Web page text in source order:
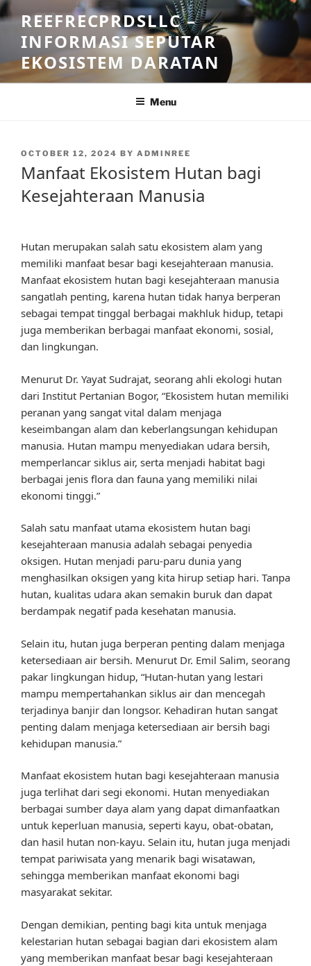
Skip
to
content
REEFRECPRDSLLC –
INFORMASI SEPUTAR
EKOSISTEM DARATAN
Menu
POSTED
OCTOBER 12, 2024 BY ADMINREE
Manfaat Ekosistem Hutan bagi
Kesejahteraan Manusia
Hutan merupakan salah satu ekosistem alam yang
memiliki manfaat besar bagi kesejahteraan manusia.
Manfaat ekosistem hutan bagi kesejahteraan manusia
sangatlah penting, karena hutan tidak hanya berperan
sebagai tempat tinggal berbagai makhluk hidup, tetapi
juga memberikan berbagai manfaat ekonomi, sosial,
dan lingkungan.
Menurut Dr. Yayat Sudrajat, seorang ahli ekologi hutan
dari Institut Pertanian Bogor, “Ekosistem hutan memiliki
peranan yang sangat vital dalam menjaga
keseimbangan alam dan keberlangsungan kehidupan
manusia. Hutan mampu menyediakan udara bersih,
memperlancar siklus air, serta menjadi habitat bagi
berbagai jenis flora dan fauna yang memiliki nilai
ekonomi tinggi.”
Salah satu manfaat utama ekosistem hutan bagi
kesejahteraan manusia adalah sebagai penyedia
oksigen. Hutan menjadi paru-paru dunia yang
menghasilkan oksigen yang kita hirup setiap hari. Tanpa
hutan, kualitas udara akan semakin buruk dan dapat
berdampak negatif pada kesehatan manusia.
Selain itu, hutan juga berperan penting dalam menjaga
ketersediaan air bersih. Menurut Dr. Emil Salim, seorang
pakar lingkungan hidup, “Hutan-hutan yang lestari
mampu mempertahankan siklus air dan mencegah
terjadinya banjir dan longsor. Kehadiran hutan sangat
penting dalam menjaga ketersediaan air bersih bagi
kehidupan manusia.”
Manfaat ekosistem hutan bagi kesejahteraan manusia
juga terlihat dari segi ekonomi. Hutan menyediakan
berbagai sumber daya alam yang dapat dimanfaatkan
untuk keperluan manusia, seperti kayu, obat-obatan,
dan hasil hutan non-kayu. Selain itu, hutan juga menjadi
tempat pariwisata yang menarik bagi wisatawan,
sehingga memberikan manfaat ekonomi bagi
masyarakat sekitar.
Dengan demikian, penting bagi kita untuk menjaga
kelestarian hutan sebagai bagian dari ekosistem alam
yang memberikan manfaat besar bagi kesejahteraan